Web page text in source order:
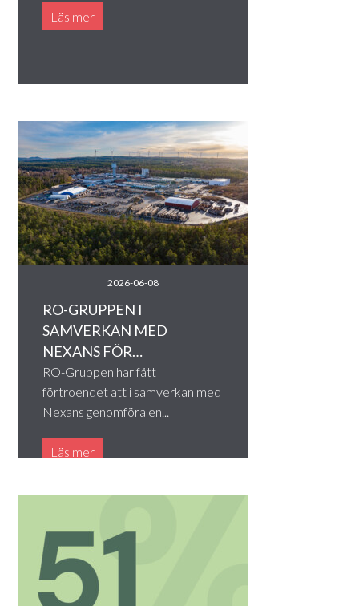
Läs mer
2026-06-08
RO-GRUPPEN I
SAMVERKAN MED
NEXANS FÖR…
RO-Gruppen har fått
förtroendet att i samverkan med
Nexans genomföra en...
Läs mer